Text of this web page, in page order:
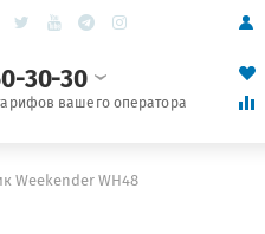
30-30
вашего оператора
Weekender WH48